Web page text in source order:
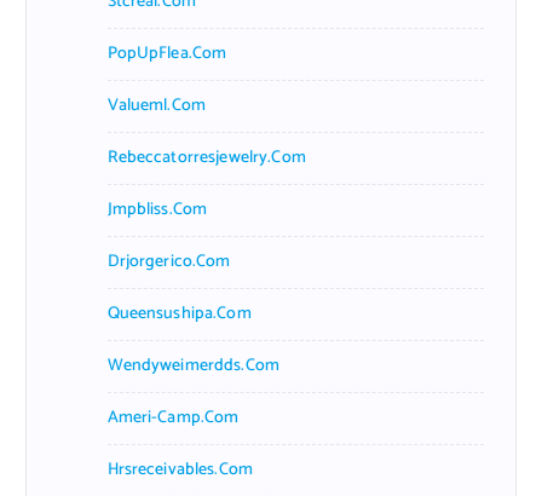
PopUpFlea.com
Valueml.com
Rebeccatorresjewelry.com
Jmpbliss.com
Drjorgerico.com
Queensushipa.com
Wendyweimerdds.com
Ameri-Camp.com
Hrsreceivables.com